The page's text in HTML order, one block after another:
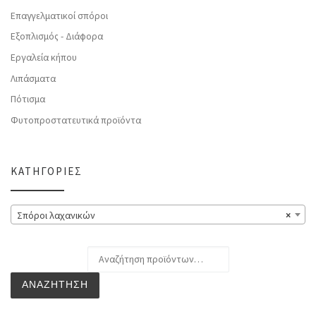
Επαγγελματικοί σπόροι
Εξοπλισμός - Διάφορα
Εργαλεία κήπου
Λιπάσματα
Πότισμα
Φυτοπροστατευτικά προϊόντα
ΚΑΤΗΓΟΡΊΕΣ
×
Σπόροι λαχανικών
ΑΝΑΖΉΤΗΣΗ